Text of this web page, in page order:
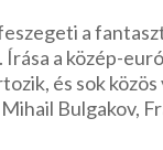
a
a közép-
és sok közös
Bulgakov,